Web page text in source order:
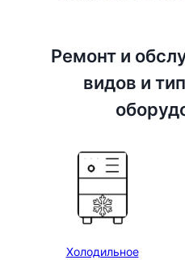
Ремонт и
видов и
Холодильное